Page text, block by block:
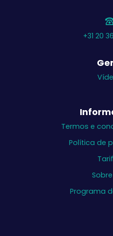
+31 20
Termos e
Política de
Programa